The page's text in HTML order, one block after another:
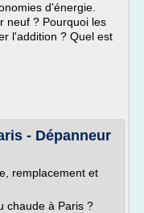
d'énergie.
neuf ? Pourquoi les
l'addition ? Quel est
- Dépanneur
remplacement et
chaude à Paris ?